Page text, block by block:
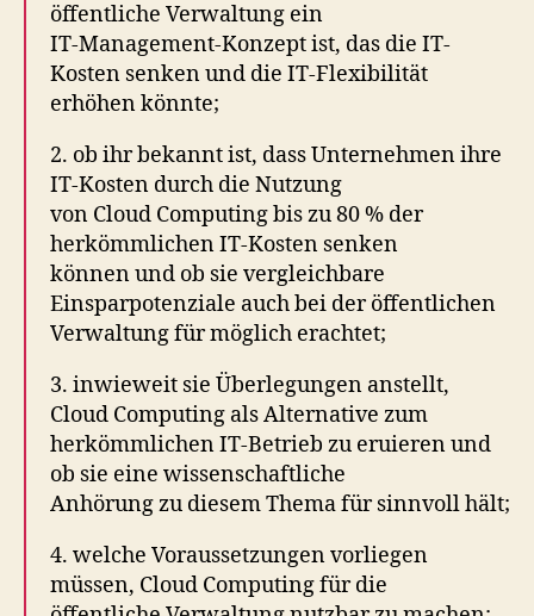
öffentliche Verwaltung ein
IT-Management-Konzept ist, das die IT-
Kosten senken und die IT-Flexibilität
erhöhen könnte;
2. ob ihr bekannt ist, dass Unternehmen ihre
IT-Kosten durch die Nutzung
von Cloud Computing bis zu 80 % der
herkömmlichen IT-Kosten senken
können und ob sie vergleichbare
Einsparpotenziale auch bei der öffentlichen
Verwaltung für möglich erachtet;
3. inwieweit sie Überlegungen anstellt,
Cloud Computing als Alternative zum
herkömmlichen IT-Betrieb zu eruieren und
ob sie eine wissenschaftliche
Anhörung zu diesem Thema für sinnvoll hält;
4. welche Voraussetzungen vorliegen
müssen, Cloud Computing für die